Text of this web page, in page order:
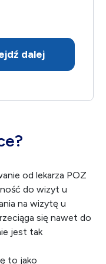
dalej
od lekarza POZ
do wizyt u
na wizytę u
się nawet do
jest tak
to jako